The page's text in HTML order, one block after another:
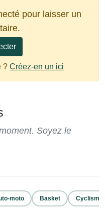
pour laisser un
? Créez-en un ici
Soyez le
moto Basket Cyclisme